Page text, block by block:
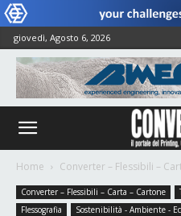
giovedì, Agosto 6, 2026
Home Converter – Flessibili –
Converter – Flessibili – Carta – Cartone
Flessografia
Sostenibilità - Ambiente -